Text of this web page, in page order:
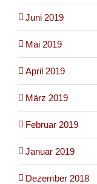
Juni 2019
Mai 2019
April 2019
März 2019
Februar 2019
Januar 2019
Dezember 2018